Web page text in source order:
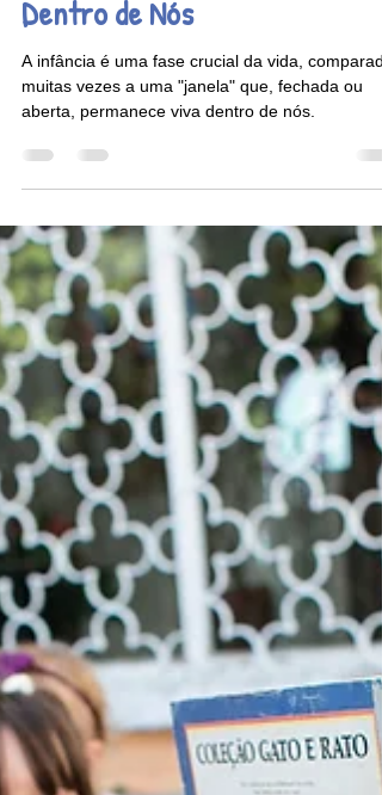
A Importância da Infância: A
Janela Que Permanece Viva
Dentro de Nós
A infância é uma fase crucial da vida,
muitas vezes a uma "janela" que, fechada ou